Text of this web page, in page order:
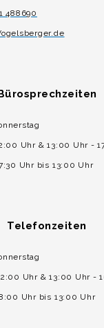
488690
Uhr & 13:00 Uhr -
Uhr bis 13:00 Uhr
Telefonzeiten
Uhr & 13:00 Uhr -
Uhr bis 13:00 Uhr